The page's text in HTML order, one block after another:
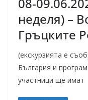
08-
неделя) –
Гръцките
(екскурзията е
България и
участници ще имат